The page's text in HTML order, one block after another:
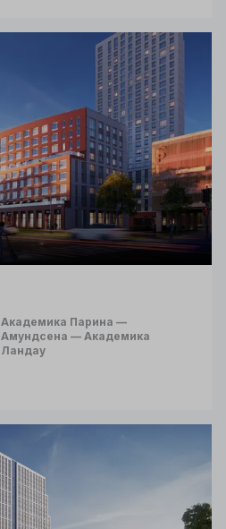
Академика Парина —
Амундсена — Академика
Ландау